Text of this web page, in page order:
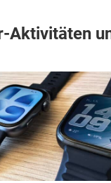
Aktivitäten